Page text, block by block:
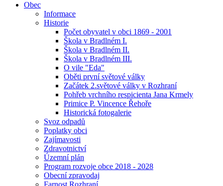
Obec
Informace
Historie
Počet obyvatel v obci 1869 - 2001
Škola v Bradlném I.
Škola v Bradlném II.
Škola v Bradlném III.
O vile "Eda"
Oběti první světové války
Začátek 2.světové války v Rozhraní
Pohřeb vrchního respicienta Jana Krmely
Primice P. Vincence Řehoře
Historická fotogalerie
Svoz odpadů
Poplatky obci
Zajímavosti
Zdravotnictví
Územní plán
Program rozvoje obce 2018 - 2028
Obecní zpravodaj
Farnost Rozhraní